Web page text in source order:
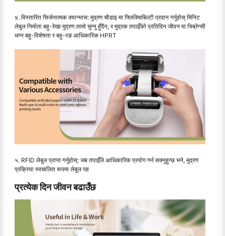
४. विस्तारित सिर्जनात्मक क्यान्भास: मुद्रण चौडाइ मा फ्लिक्सिबिल्टी प्रदान गर्नुहोस् मिनिट
लेबुल निर्माता बहु-रेखा मुद्रण लामो चुन्नु हुँदैन, र मुद्रक तपाईँको प्रतिदिन जीवन मा भिब्रेन्सी
थप्न बहु-विशेषता र बहु-रङ आधिकारिक HPRT
५. RFID लेबुल प्राप्त गर्नुहोस्: जब तपाईँले आधिकारिक प्रयोग गर्न सक्नुहुन्छ भने, मुद्रण
प्रक्रिया स्वचालित रूपमा लेबुल पह
प्रत्येक दिन जीवन बढाउँछ